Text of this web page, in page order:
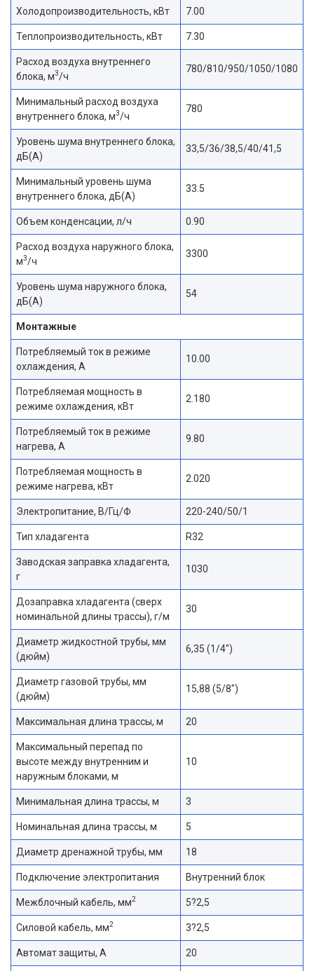
Холодопроизводительность, кВт 7.00
Теплопроизводительность, кВт 7.30
Расход воздуха внутреннего
блока, м3/ч
780/810/950/1050/1080
Минимальный расход воздуха
внутреннего блока, м3/ч
780
Уровень шума внутреннего блока,
дБ(А)
33,5/36/38,5/40/41,5
Минимальный уровень шума
внутреннего блока, дБ(А)
33.5
Объем конденсации, л/ч 0.90
Расход воздуха наружного блока,
м3/ч
3300
Уровень шума наружного блока,
дБ(А)
54
Монтажные
Потребляемый ток в режиме
охлаждения, А
10.00
Потребляемая мощность в
режиме охлаждения, кВт
2.180
Потребляемый ток в режиме
нагрева, А
9.80
Потребляемая мощность в
режиме нагрева, кВт
2.020
Электропитание, В/Гц/Ф 220-240/50/1
Тип хладагента R32
Заводская заправка хладагента,
г
1030
Дозаправка хладагента (сверх
номинальной длины трассы), г/м
30
Диаметр жидкостной трубы, мм
(дюйм)
6,35 (1/4″)
Диаметр газовой трубы, мм
(дюйм)
15,88 (5/8″)
Максимальная длина трассы, м 20
Максимальный перепад по
высоте между внутренним и
наружным блоками, м
10
Минимальная длина трассы, м 3
Номинальная длина трассы, м 5
Диаметр дренажной трубы, мм 18
Подключение электропитания Внутренний блок
Межблочный кабель, мм2 5?2,5
Силовой кабель, мм2 3?2,5
Автомат защиты, А 20